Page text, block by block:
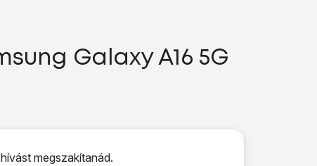
Galaxy A16 5G
megszakítanád.